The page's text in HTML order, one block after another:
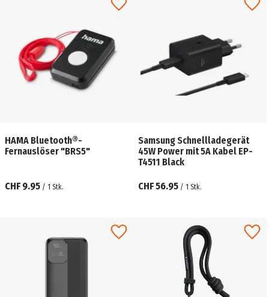
HAMA Bluetooth®-
Fernauslöser "BRS5"
CHF 9.95 / 1 Stk.
Samsung Schnellladegerät
45W Power mit 5A Kabel EP-
T4511 Black
CHF 56.95 / 1 Stk.